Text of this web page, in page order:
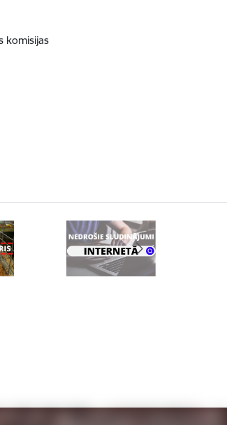
komisijas